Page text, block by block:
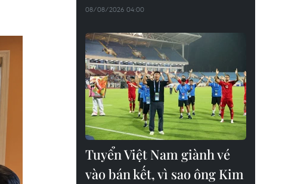
08/08/2026 04:00
Tuyển Việt Nam giành vé
vào bán kết, vì sao ông Kim